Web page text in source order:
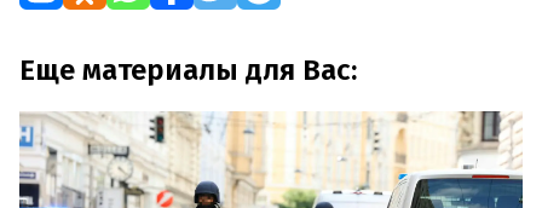
Еще материалы для Вас: